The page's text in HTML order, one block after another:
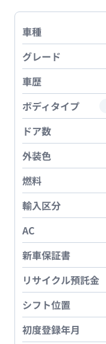
車種
グレード
車歴
ボディタイプ
ドア数
外装色
燃料
輸入区分
AC
新車保証書
リサイクル預託金
シフト位置
初度登録年月